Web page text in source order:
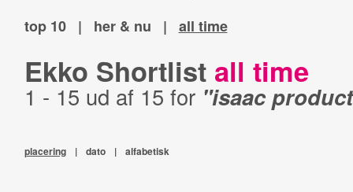
top 10 | her & nu | all time
Ekko Shortlist all time
1 - 15 ud af 15 for "isaac
placering | dato | alfabetisk